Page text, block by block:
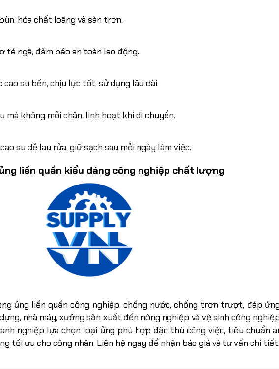
hóa chất loãng và sàn trơn.
ngã, đảm bảo an toàn lao động.
su bền, chịu lực tốt, sử dụng lâu dài.
mà không mỏi chân, linh hoạt khi di chuyển.
su dễ lau rửa, giữ sạch sau mỗi ngày làm việc.
liền quần kiểu dáng công nghiệp chất lượng
ủng liền quần công nghiệp, chống nước, chống trơn trượt, đáp
nhà máy, xưởng sản xuất đến nông nghiệp và vệ sinh công
nghiệp lựa chọn loại ủng phù hợp đặc thù công việc, tiêu chuẩn
tối ưu cho công nhân. Liên hệ ngay để nhận báo giá và tư vấn chi tiết.